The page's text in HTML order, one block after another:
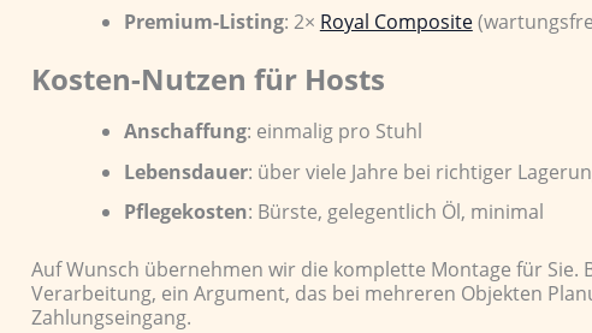
Premium-Listing: 2× Royal Composite
Kosten-Nutzen für Hosts
Anschaffung: einmalig pro Stuhl
Lebensdauer: über viele Jahre bei richtiger
Pflegekosten: Bürste, gelegentlich Öl, minimal
Auf Wunsch übernehmen wir die komplette Montage für Sie.
Verarbeitung, ein Argument, das bei mehreren Objekten
Zahlungseingang.